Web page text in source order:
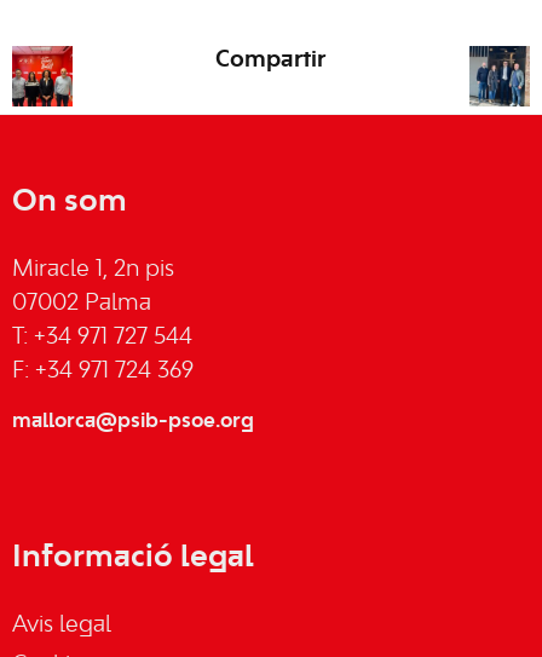
Compartir
On som
Miracle 1, 2n pis
07002 Palma
T: +34 971 727 544
F: +34 971 724 369
mallorca@psib-psoe.org
Informació legal
Avis legal